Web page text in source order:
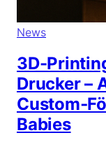
News
3D-
Drucker –
Babies